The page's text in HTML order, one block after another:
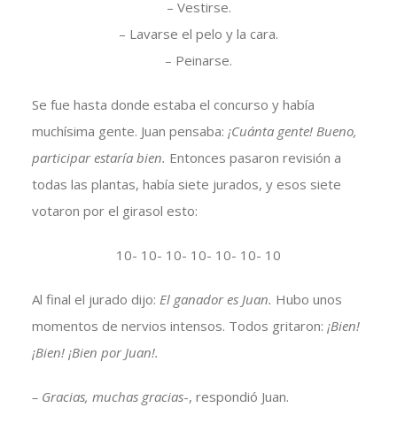
– Vestirse.
– Lavarse el pelo y la cara.
– Peinarse.
Se fue hasta donde estaba el concurso y había
muchísima gente. Juan pensaba: ¡Cuánta gente! Bueno,
participar estaría bien. Entonces pasaron revisión a
todas las plantas, había siete jurados, y esos siete
votaron por el girasol esto:
10- 10- 10- 10- 10- 10- 10
Al final el jurado dijo: El ganador es Juan. Hubo unos
momentos de nervios intensos. Todos gritaron: ¡Bien!
¡Bien! ¡Bien por Juan!.
– Gracias, muchas gracias-, respondió Juan.